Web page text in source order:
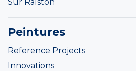
Sur Ralston
Peintures
Reference Projects
Innovations